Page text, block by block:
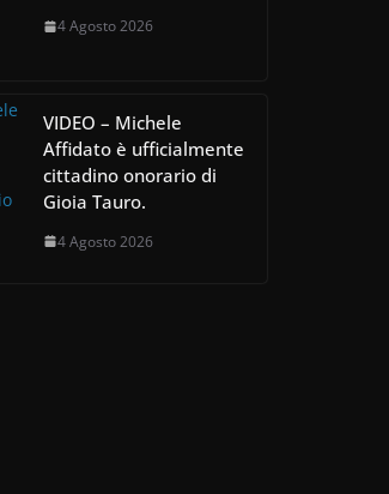
4 Agosto 2026
VIDEO – Michele
Affidato è ufficialmente
cittadino onorario di
Gioia Tauro.
4 Agosto 2026